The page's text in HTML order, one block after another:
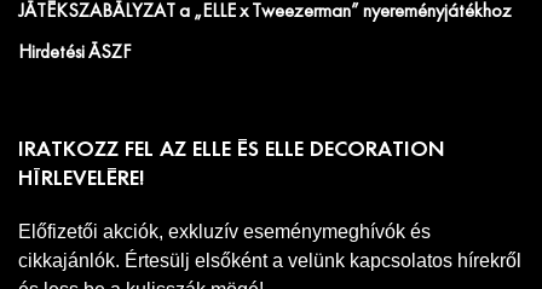
JÁTÉKSZABÁLYZAT a „ELLE x Tweezerman” nyereményjátékhoz
Hirdetési ÁSZF
IRATKOZZ FEL AZ ELLE ÉS ELLE DECORATION
HÍRLEVELÉRE!
Előfizetői akciók, exkluzív eseménymeghívók és
cikkajánlók. Értesülj elsőként a velünk kapcsolatos hírekről